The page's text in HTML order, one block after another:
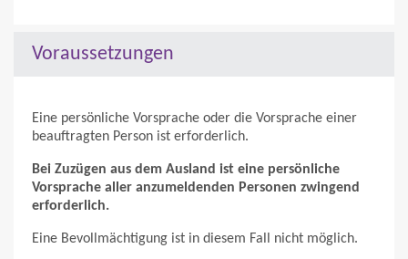
Voraussetzungen
Eine persönliche Vorsprache oder die Vorsprache einer
beauftragten Person ist erforderlich.
Bei Zuzügen aus dem Ausland ist eine persönliche
Vorsprache aller anzumeldenden Personen zwingend
erforderlich.
Eine Bevollmächtigung ist in diesem Fall nicht möglich.